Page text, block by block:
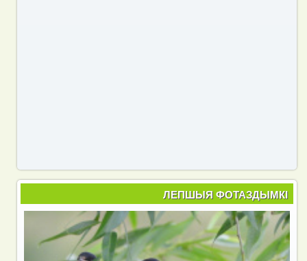
ЛЕПШЫЯ ФОТАЗДЫМКІ